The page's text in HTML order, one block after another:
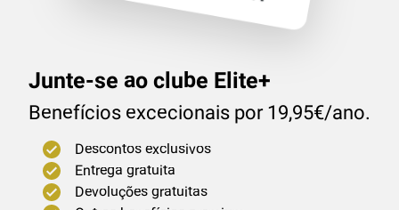
Junte-se ao clube Elite+
Benefícios excecionais por 19,95€/ano.
Descontos exclusivos
Entrega gratuita
Devoluções gratuitas